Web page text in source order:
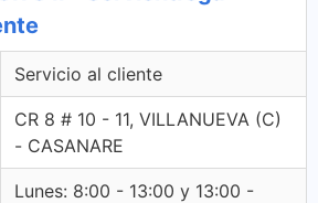
Servicio al cliente
CR 8 # 10 - 11, VILLANUEVA (C)
- CASANARE
Lunes: 8:00 - 13:00 y 13:00 -